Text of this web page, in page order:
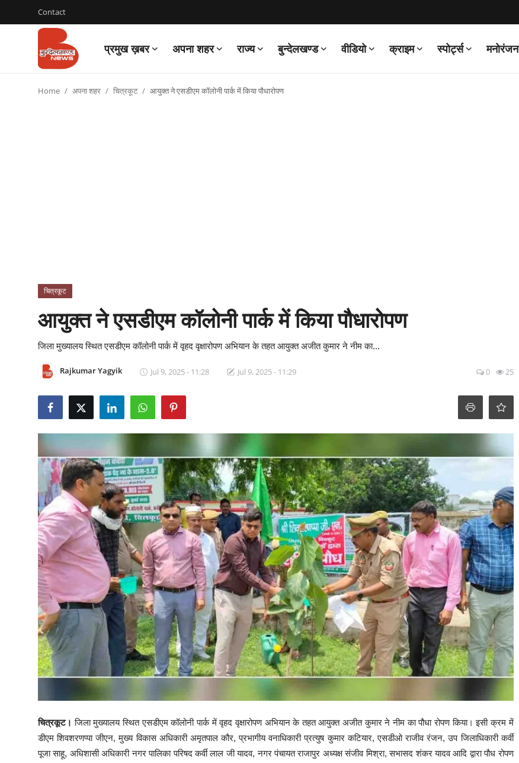
Contact
प्रमुख ख़बर अपना शहर राज्य बुन्देलखण्ड वीडियो क्राइम स्पोर्ट्स मनोरंजन
Login
Home अपना शहर चित्रकूट आयुक्त ने एसडीएम कॉलोनी पार्क में किया पौधारोपण
चित्रकूट
आयुक्त ने एसडीएम कॉलोनी पार्क में किया पौधारोपण
जिला मुख्यालय स्थित एसडीएम कॉलोनी पार्क में वृहद वृक्षारोपण अभियान के तहत आयुक्त अजीत कुमार ने नीम का...
Rajkumar Yagyik Jul 9, 2025 - 11:28 Jul 9, 2025 - 11:29 0 25
चित्रकूट।जिला मुख्यालय स्थित एसडीएम कॉलोनी पार्क में वृहद वृक्षारोपण अभियान के तहत आयुक्त अजीत कुमार ने नीम का पौधा रोपण किया। इसी क्रम में
डीएम शिवशरणप्पा जीएन, मुख्य विकास अधिकारी अमृतपाल कौर, प्रभागीय वनाधिकारी प्रत्युष कुमार कटियार, एसडीओ राजीव रंजन, उप जिलाधिकारी कर्वी
पूजा साहू, अधिशासी अधिकारी नगर पालिका परिषद कर्वी लाल जी यादव, नगर पंचायत राजापुर अध्यक्ष संजीव मिश्रा, सभासद शंकर यादव आदि द्वारा पौध रोपण